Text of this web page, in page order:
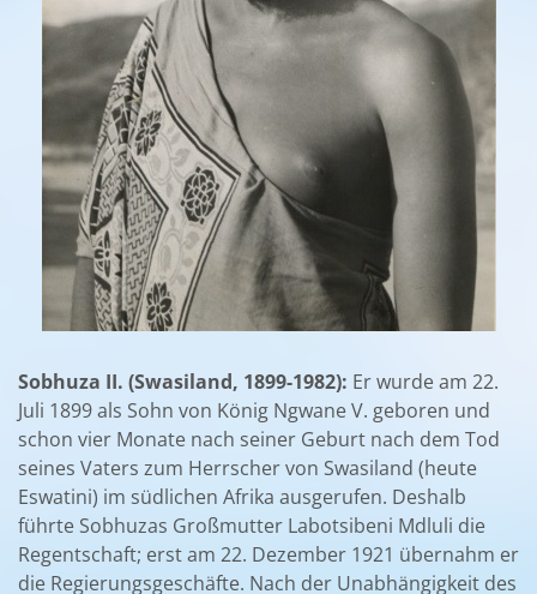
Sobhuza II. (Swasiland, 1899-1982): Er wurde am 22.
Juli 1899 als Sohn von König Ngwane V. geboren und
schon vier Monate nach seiner Geburt nach dem Tod
seines Vaters zum Herrscher von Swasiland (heute
Eswatini) im südlichen Afrika ausgerufen. Deshalb
führte Sobhuzas Großmutter Labotsibeni Mdluli die
Regentschaft; erst am 22. Dezember 1921 übernahm er
die Regierungsgeschäfte. Nach der Unabhängigkeit des